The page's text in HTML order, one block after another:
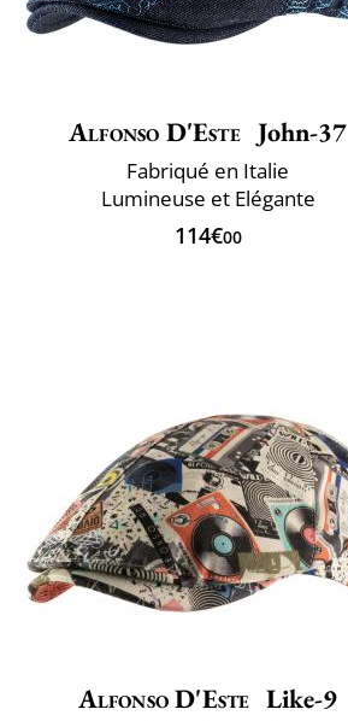
Alfonso D'Este John-37
Fabriqué en Italie
Lumineuse et Elégante
114€00
Alfonso D'Este Like-9